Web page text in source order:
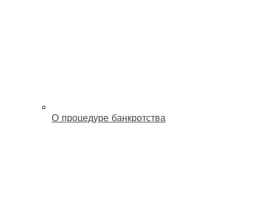
О процедуре банкротства